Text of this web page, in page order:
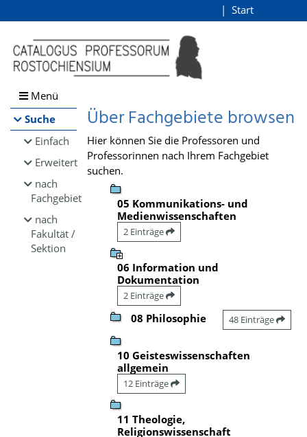
Browsen
direkt zum Inhalt
Start
Menü
Suche
Einfach
Erweitert
nach
Fachgebiet
nach
Fakultät /
Sektion
Über Fachgebiete browsen
Hier können Sie die Professoren und
Professorinnen nach Ihrem Fachgebiet
suchen.
05 Kommunikations- und
Medienwissenschaften
2 Einträge
06 Information und
Dokumentation
2 Einträge
08 Philosophie 48 Einträge
10 Geisteswissenschaften
allgemein
12 Einträge
11 Theologie,
Religionswissenschaft